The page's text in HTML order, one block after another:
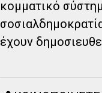
κομματικό
έχουν